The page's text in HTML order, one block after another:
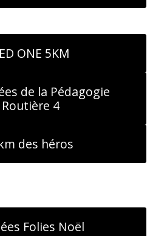
ONE 5KM
de la Pédagogie
Routière 4
des héros
Folies Noël